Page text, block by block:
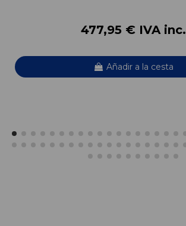
477,95 € IVA inc.
Añadir a la cesta